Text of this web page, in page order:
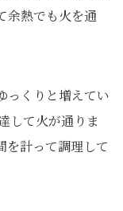
余熱でも火を通
っくりと増えてい
して火が通りま
を計って調理して